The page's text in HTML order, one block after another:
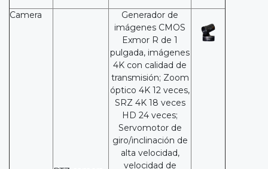
Camera
Generador de
imágenes CMOS
Exmor R de 1
pulgada, imágenes
4K con calidad de
transmisión; Zoom
óptico 4K 12 veces,
SRZ 4K 18 veces
HD 24 veces;
Servomotor de
giro/inclinación de
alta velocidad,
velocidad de